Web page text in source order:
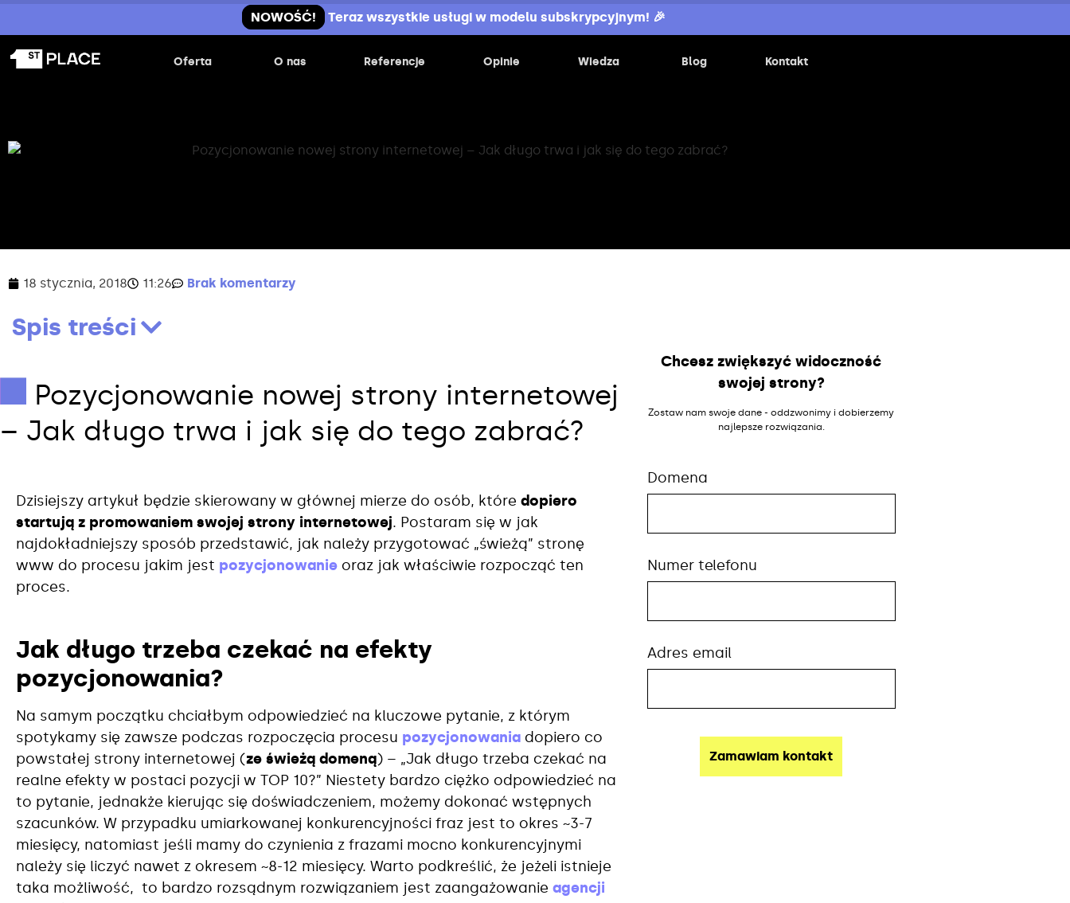
NOWOŚĆ! Teraz wszystkie usługi w modelu subskrypcyjnym! 🎉
Oferta O nas Referencje Opinie Wiedza Blog Kontakt
18 stycznia, 2018 11:26 Brak komentarzy
Spis treści
Pozycjonowanie nowej strony internetowej
– Jak długo trwa i jak się do tego zabrać?
Dzisiejszy artykuł będzie skierowany w głównej mierze do osób, które dopiero
startują z promowaniem swojej strony internetowej. Postaram się w jak
najdokładniejszy sposób przedstawić, jak należy przygotować „świeżą” stronę
www do procesu jakim jest pozycjonowanie oraz jak właściwie rozpocząć ten
proces.
Jak długo trzeba czekać na efekty
pozycjonowania?
Na samym początku chciałbym odpowiedzieć na kluczowe pytanie, z którym
spotykamy się zawsze podczas rozpoczęcia procesu pozycjonowania dopiero co
powstałej strony internetowej (ze świeżą domeną) – „Jak długo trzeba czekać na
realne efekty w postaci pozycji w TOP 10?” Niestety bardzo ciężko odpowiedzieć na
to pytanie, jednakże kierując się doświadczeniem, możemy dokonać wstępnych
szacunków. W przypadku umiarkowanej konkurencyjności fraz jest to okres ~3-7
miesięcy, natomiast jeśli mamy do czynienia z frazami mocno konkurencyjnymi
należy się liczyć nawet z okresem ~8-12 miesięcy. Warto podkreślić, że jeżeli istnieje
taka możliwość, to bardzo rozsądnym rozwiązaniem jest zaangażowanie agencji
Chcesz zwiększyć widoczność
swojej strony?
Zostaw nam swoje dane - oddzwonimy i dobierzemy
najlepsze rozwiązania.
Domena
Numer telefonu
Adres email